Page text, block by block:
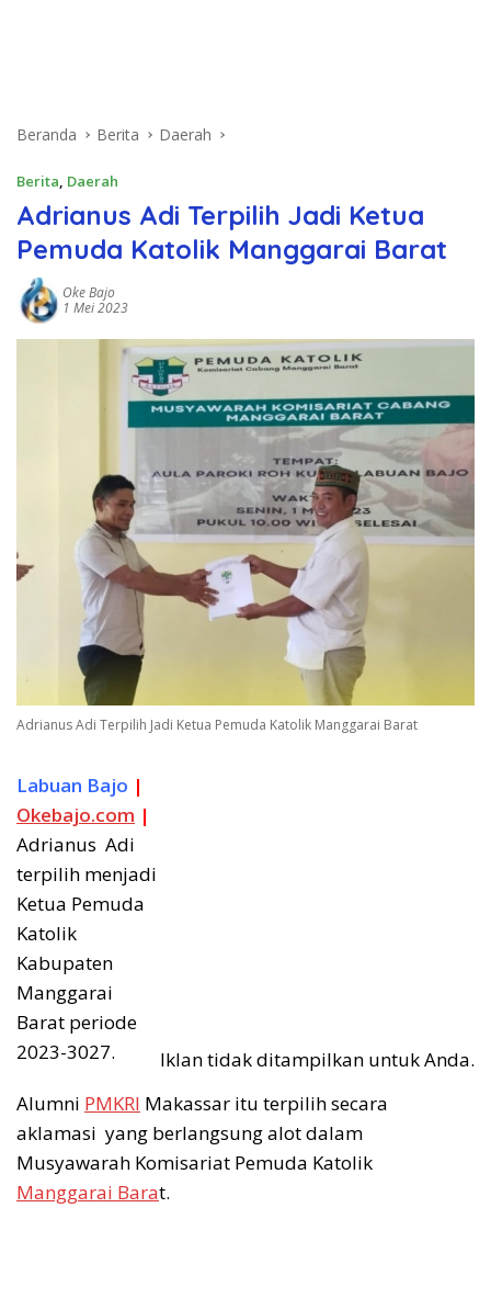
Beranda Berita Daerah
Berita, Daerah
Adrianus Adi Terpilih Jadi Ketua
Pemuda Katolik Manggarai Barat
Oke Bajo
1 Mei 2023
Adrianus Adi Terpilih Jadi Ketua Pemuda Katolik Manggarai Barat
Iklan tidak ditampilkan untuk Anda.
Labuan Bajo |
Okebajo.com |
Adrianus Adi
terpilih menjadi
Ketua Pemuda
Katolik
Kabupaten
Manggarai
Barat periode
2023-3027.
Alumni PMKRI Makassar itu terpilih secara
aklamasi yang berlangsung alot dalam
Musyawarah Komisariat Pemuda Katolik
Manggarai Barat.